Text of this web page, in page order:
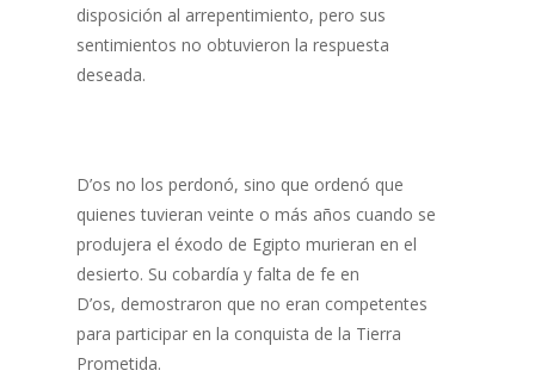
disposición al arrepentimiento, pero sus
sentimientos no obtuvieron la respuesta
deseada.
D’os no los perdonó, sino que ordenó que
quienes tuvieran veinte o más años cuando se
produjera el éxodo de Egipto murieran en el
desierto. Su cobardía y falta de fe en
D’os, demostraron que no eran competentes
para participar en la conquista de la Tierra
Prometida.